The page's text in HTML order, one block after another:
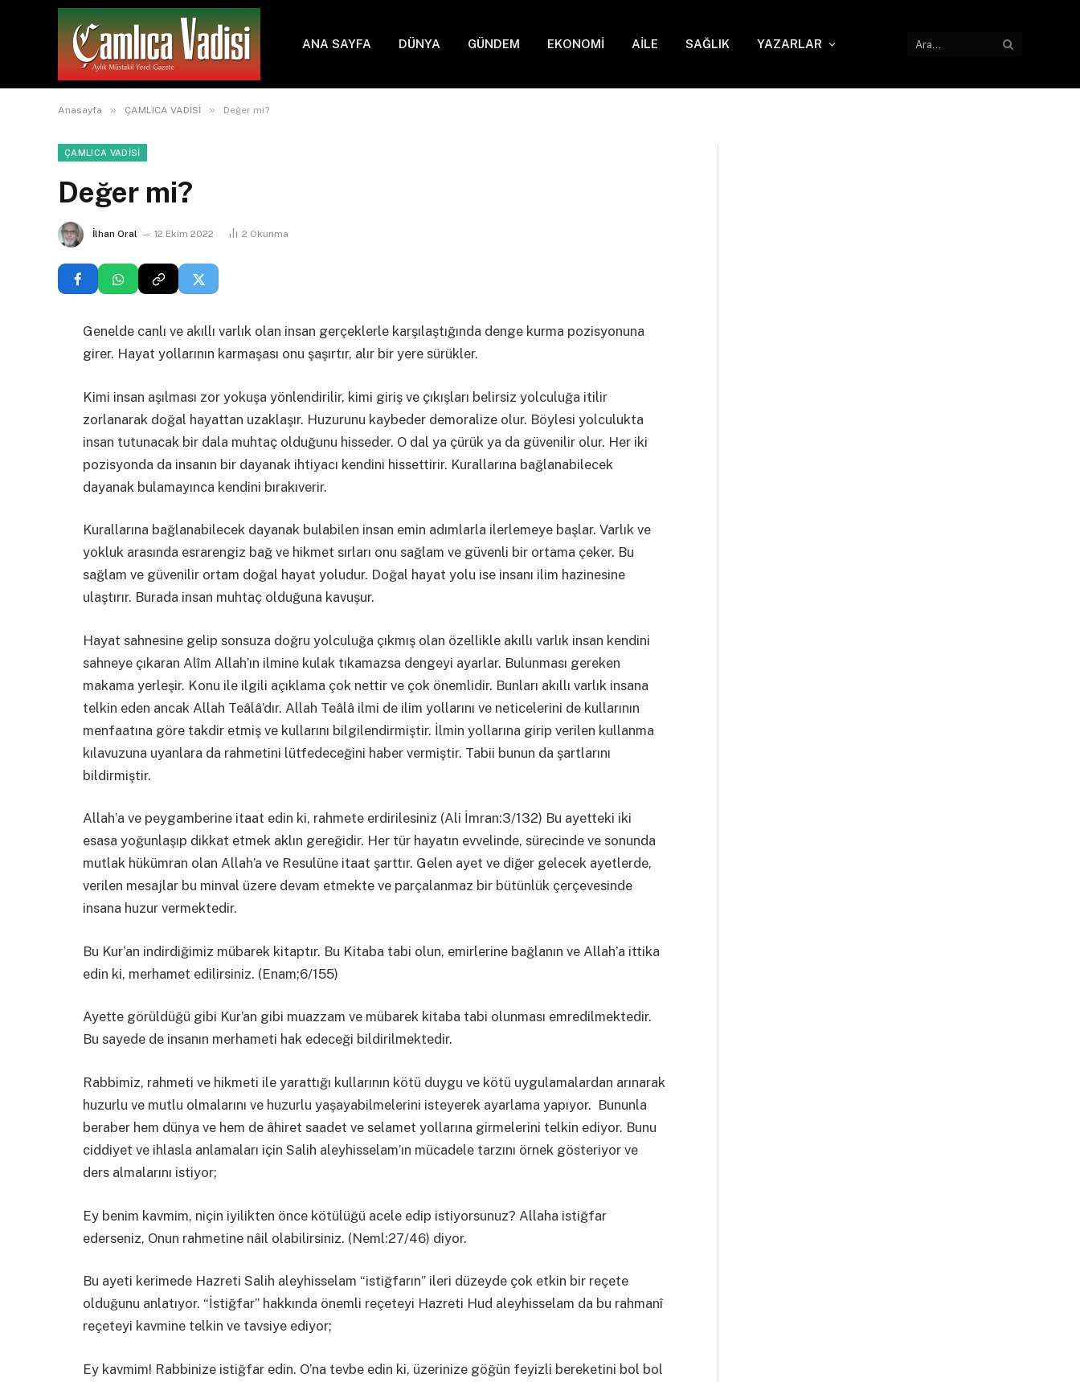
ANA SAYFA DÜNYA GÜNDEM EKONOMİ AİLE SAĞLIK YAZARLAR
Anasayfa » ÇAMLICA VADİSİ » Değer mi?
ÇAMLICA VADİSİ
Değer mi?
İlhan Oral 12 Ekim 2022 2 Okunma
Genelde canlı ve akıllı varlık olan insan gerçeklerle karşılaştığında denge kurma pozisyonuna
girer. Hayat yollarının karmaşası onu şaşırtır, alır bir yere sürükler.
Kimi insan aşılması zor yokuşa yönlendirilir, kimi giriş ve çıkışları belirsiz yolculuğa itilir
zorlanarak doğal hayattan uzaklaşır. Huzurunu kaybeder demoralize olur. Böylesi yolculukta
insan tutunacak bir dala muhtaç olduğunu hisseder. O dal ya çürük ya da güvenilir olur. Her iki
pozisyonda da insanın bir dayanak ihtiyacı kendini hissettirir. Kurallarına bağlanabilecek
dayanak bulamayınca kendini bırakıverir.
Kurallarına bağlanabilecek dayanak bulabilen insan emin adımlarla ilerlemeye başlar. Varlık ve
yokluk arasında esrarengiz bağ ve hikmet sırları onu sağlam ve güvenli bir ortama çeker. Bu
sağlam ve güvenilir ortam doğal hayat yoludur. Doğal hayat yolu ise insanı ilim hazinesine
ulaştırır. Burada insan muhtaç olduğuna kavuşur.
Hayat sahnesine gelip sonsuza doğru yolculuğa çıkmış olan özellikle akıllı varlık insan kendini
sahneye çıkaran Alîm Allah’ın ilmine kulak tıkamazsa dengeyi ayarlar. Bulunması gereken
makama yerleşir. Konu ile ilgili açıklama çok nettir ve çok önemlidir. Bunları akıllı varlık insana
telkin eden ancak Allah Teâlâ’dır. Allah Teâlâ ilmi de ilim yollarını ve neticelerini de kullarının
menfaatına göre takdir etmiş ve kullarını bilgilendirmiştir. İlmin yollarına girip verilen kullanma
kılavuzuna uyanlara da rahmetini lütfedeceğini haber vermiştir. Tabii bunun da şartlarını
bildirmiştir.
Allahʼa ve peygamberine itaat edin ki, rahmete erdirilesiniz (Ali İmran:3/132) Bu ayetteki iki
esasa yoğunlaşıp dikkat etmek aklın gereğidir. Her tür hayatın evvelinde, sürecinde ve sonunda
mutlak hükümran olan Allah’a ve Resulüne itaat şarttır. Gelen ayet ve diğer gelecek ayetlerde,
verilen mesajlar bu minval üzere devam etmekte ve parçalanmaz bir bütünlük çerçevesinde
insana huzur vermektedir.
Bu Kurʼan indirdiğimiz mübarek kitaptır. Bu Kitaba tabi olun, emirlerine bağlanın ve Allahʼa ittika
edin ki, merhamet edilirsiniz. (Enam;6/155)
Ayette görüldüğü gibi Kur’an gibi muazzam ve mübarek kitaba tabi olunması emredilmektedir.
Bu sayede de insanın merhameti hak edeceği bildirilmektedir.
Rabbimiz, rahmeti ve hikmeti ile yarattığı kullarının kötü duygu ve kötü uygulamalardan arınarak
huzurlu ve mutlu olmalarını ve huzurlu yaşayabilmelerini isteyerek ayarlama yapıyor. Bununla
beraber hem dünya ve hem de âhiret saadet ve selamet yollarına girmelerini telkin ediyor. Bunu
ciddiyet ve ihlasla anlamaları için Salih aleyhisselam’ın mücadele tarzını örnek gösteriyor ve
ders almalarını istiyor;
Ey benim kavmim, niçin iyilikten önce kötülüğü acele edip istiyorsunuz? Allaha istiğfar
ederseniz, Onun rahmetine nâil olabilirsiniz. (Neml:27/46) diyor.
Bu ayeti kerimede Hazreti Salih aleyhisselam “istiğfarın” ileri düzeyde çok etkin bir reçete
olduğunu anlatıyor. “İstiğfar” hakkında önemli reçeteyi Hazreti Hud aleyhisselam da bu rahmanî
reçeteyi kavmine telkin ve tavsiye ediyor;
Ey kavmim! Rabbinize istiğfar edin. O’na tevbe edin ki, üzerinize göğün feyizli bereketini bol bol